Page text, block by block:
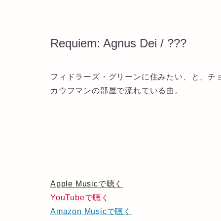
Requiem: Agnus Dei / ???
フィドラーズ・グリーンに住みたい、と、チ
カウフマンの部屋で流れている曲。
Apple Musicで聴く
YouTubeで聴く
Amazon Musicで聴く